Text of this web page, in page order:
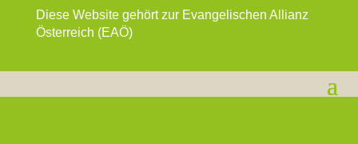
Diese Website gehört zur Evangelischen Allianz
Österreich (EAÖ)